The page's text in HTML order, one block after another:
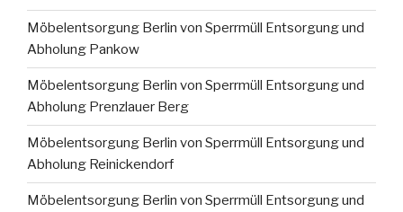
Möbelentsorgung Berlin von Sperrmüll Entsorgung und
Abholung Pankow
Möbelentsorgung Berlin von Sperrmüll Entsorgung und
Abholung Prenzlauer Berg
Möbelentsorgung Berlin von Sperrmüll Entsorgung und
Abholung Reinickendorf
Möbelentsorgung Berlin von Sperrmüll Entsorgung und